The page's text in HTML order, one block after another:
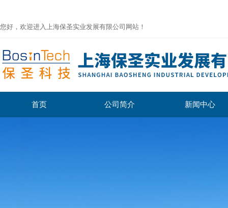
您好，欢迎进入上海保圣实业发展有限公司网站！
首页 公司简介 新闻中心